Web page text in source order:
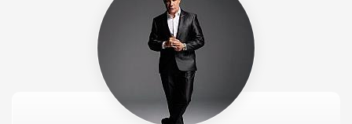
### 📍 **LOCALIZAÇÃO ESTRATÉGICA**
Situado em uma área valorizada, o Dom Pascoal coloca você